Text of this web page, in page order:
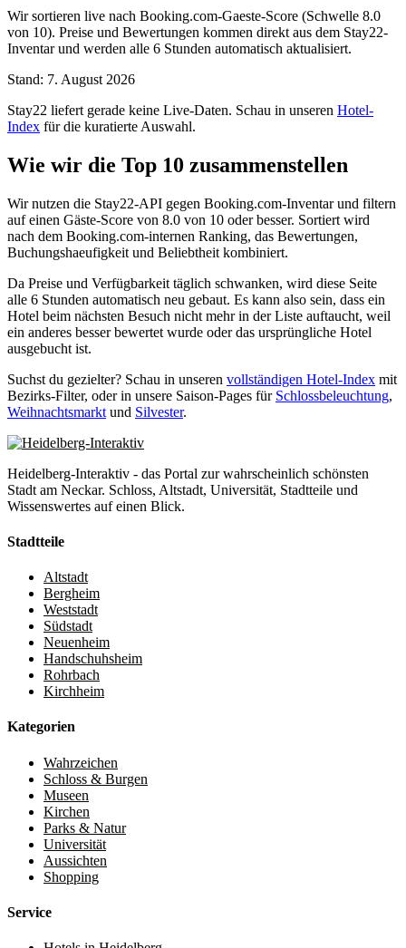
Wir sortieren live nach Booking.com-Gaeste-Score (Schwelle 8.0
von 10). Preise und Bewertungen kommen direkt aus dem Stay22-
Inventar und werden alle 6 Stunden automatisch aktualisiert.
Stand: 7. August 2026
Stay22 liefert gerade keine Live-Daten. Schau in unseren Hotel-
Index für die kuratierte Auswahl.
Wie wir die Top 10 zusammenstellen
Wir nutzen die Stay22-API gegen Booking.com-Inventar und filtern
auf einen Gäste-Score von 8.0 von 10 oder besser. Sortiert wird
nach dem Booking.com-internen Ranking, das Bewertungen,
Buchungshaeufigkeit und Beliebtheit kombiniert.
Da Preise und Verfügbarkeit täglich schwanken, wird diese Seite
alle 6 Stunden automatisch neu gebaut. Es kann also sein, dass ein
Hotel beim nächsten Besuch nicht mehr in der Liste auftaucht, weil
ein anderes besser bewertet wurde oder das ursprüngliche Hotel
ausgebucht ist.
Suchst du gezielter? Schau in unseren vollständigen Hotel-Index mit
Bezirks-Filter, oder in unsere Saison-Pages für Schlossbeleuchtung,
Weihnachtsmarkt und Silvester.
Heidelberg-Interaktiv - das Portal zur wahrscheinlich schönsten
Stadt am Neckar. Schloss, Altstadt, Universität, Stadtteile und
Wissenswertes auf einen Blick.
Stadtteile
Altstadt
Bergheim
Weststadt
Südstadt
Neuenheim
Handschuhsheim
Rohrbach
Kirchheim
Kategorien
Wahrzeichen
Schloss & Burgen
Museen
Kirchen
Parks & Natur
Universität
Aussichten
Shopping
Service